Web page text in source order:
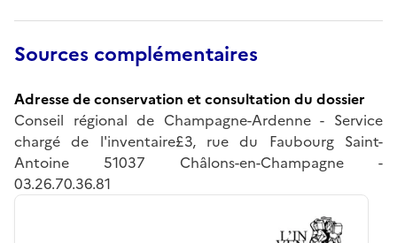
Sources complémentaires
Adresse de conservation et consultation du dossier
Conseil régional de Champagne-Ardenne - Service
chargé de l'inventaire£3, rue du Faubourg Saint-
Antoine 51037 Châlons-en-Champagne -
03.26.70.36.81